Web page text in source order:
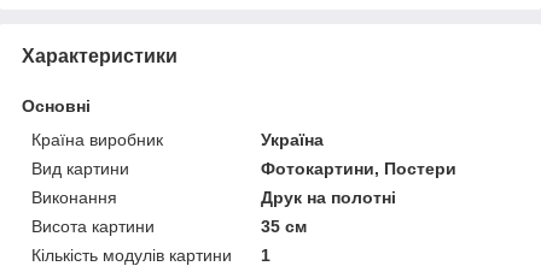
Характеристики
Основні
Країна виробник
Україна
Вид картини
Фотокартини, Постери
Виконання
Друк на полотні
Висота картини
35 см
Кількість модулів картини
1